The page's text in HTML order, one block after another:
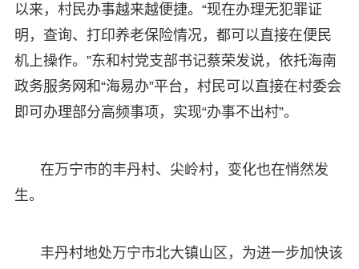
以来，村民办事越来越便捷。“现在办理无犯罪证
明，查询、打印养老保险情况，都可以直接在便民
机上操作。”东和村党支部书记蔡荣发说，依托海南
政务服务网和“海易办”平台，村民可以直接在村委会
即可办理部分高频事项，实现“办事不出村”。
在万宁市的丰丹村、尖岭村，变化也在悄然发
生。
丰丹村地处万宁市北大镇山区，为进一步加快该